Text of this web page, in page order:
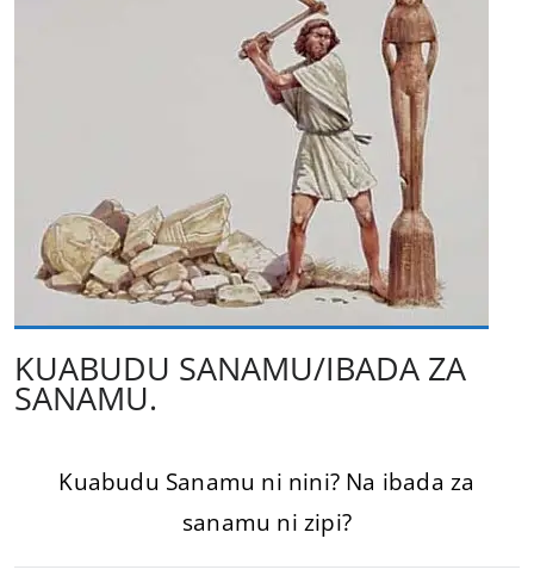
KUABUDU SANAMU/IBADA ZA
SANAMU.
Kuabudu Sanamu ni nini? Na ibada za
sanamu ni zipi?